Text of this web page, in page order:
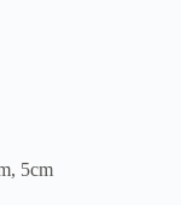
5cm